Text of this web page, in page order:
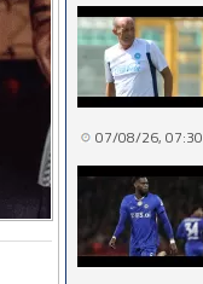
07/08/26, 07:30